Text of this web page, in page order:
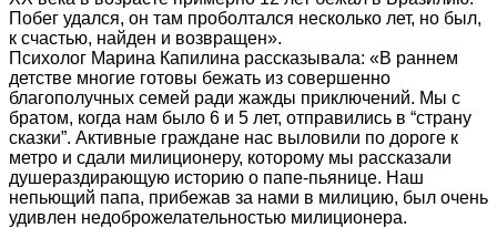
Побег удался, он там проболтался несколько лет, но был,
к счастью, найден и возвращен».
Психолог Марина Капилина рассказывала: «В раннем
детстве многие готовы бежать из совершенно
благополучных семей ради жажды приключений. Мы с
братом, когда нам было 6 и 5 лет, отправились в “страну
сказки”. Активные граждане нас выловили по дороге к
метро и сдали милиционеру, которому мы рассказали
душераздирающую историю о папе-пьянице. Наш
непьющий папа, прибежав за нами в милицию, был очень
удивлен недоброжелательностью милиционера.